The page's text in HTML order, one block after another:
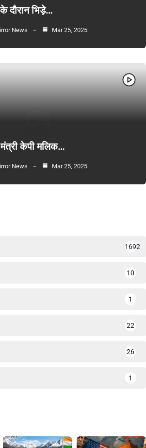
दौरान भिड़े…
News Mar 25, 2025
मंत्री केपी मलिक…
News Mar 25, 2025
1692
10
1
22
26
1